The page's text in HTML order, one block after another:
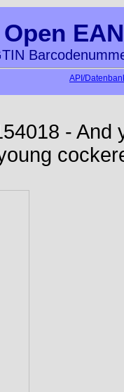
Open
API/
-